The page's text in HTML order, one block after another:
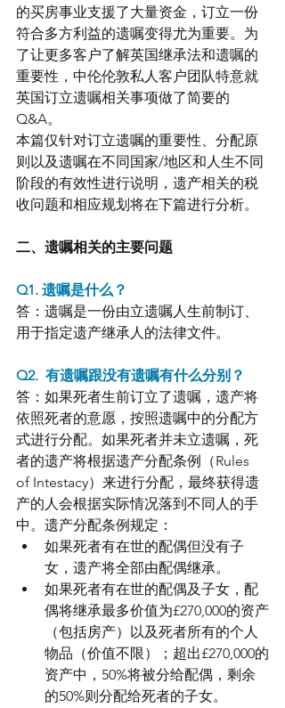
的买房事业支援了大量资金，订立一份
符合多方利益的遗嘱变得尤为重要。为
了让更多客户了解英国继承法和遗嘱的
重要性，中伦伦敦私人客户团队特意就
英国订立遗嘱相关事项做了简要的
Q&A。
本篇仅针对订立遗嘱的重要性、分配原
则以及遗嘱在不同国家/地区和人生不同
阶段的有效性进行说明，遗产相关的税
收问题和相应规划将在下篇进行分析。
二、遗嘱相关的主要问题
Q1. 遗嘱是什么？
答：遗嘱是一份由立遗嘱人生前制订、
用于指定遗产继承人的法律文件。
Q2.  有遗嘱跟没有遗嘱有什么分别？
答：如果死者生前订立了遗嘱，遗产将
依照死者的意愿，按照遗嘱中的分配方
式进行分配。如果死者并未立遗嘱，死
者的遗产将根据遗产分配条例（Rules
of Intestacy）来进行分配，最终获得遗
产的人会根据实际情况落到不同人的手
中。遗产分配条例规定：
如果死者有在世的配偶但没有子
女，遗产将全部由配偶继承。
如果死者有在世的配偶及子女，配
偶将继承最多价值为£270,000的资产
（包括房产）以及死者所有的个人
物品（价值不限）；超出£270,000的
资产中，50%将被分给配偶，剩余
的50%则分配给死者的子女。